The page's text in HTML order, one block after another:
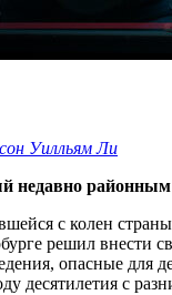
Уилльям Ли
недавно районным
с колен
решил внести
опасные
с